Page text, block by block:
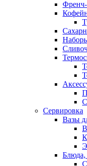
Сервировка
Вазы
Блюда,